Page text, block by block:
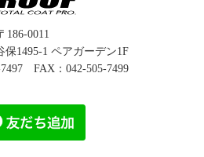
186-0011
保1495-1 ペアガーデン1F
FAX：042-505-7499